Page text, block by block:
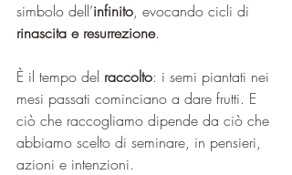
simbolo dell’infinito, evocando cicli di
rinascita e resurrezione.
È il tempo del raccolto: i semi piantati nei
mesi passati cominciano a dare frutti. E
ciò che raccogliamo dipende da ciò che
abbiamo scelto di seminare, in pensieri,
azioni e intenzioni.